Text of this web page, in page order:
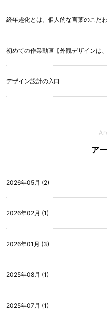
経年趣化とは。個人的な言葉のこだ
初めての作業動画【外観デザインは
デザイン設計の入口
ア
2026年05月 (2)
2026年02月 (1)
2026年01月 (3)
2025年08月 (1)
2025年07月 (1)